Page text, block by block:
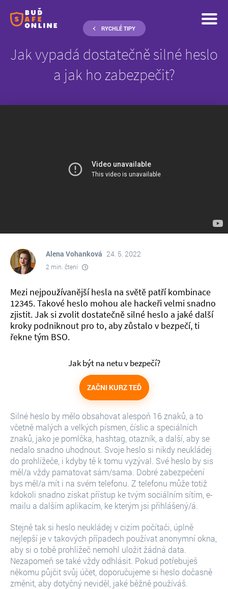
RYCHLÉ TIPY
Jak vypadá dostatečně silné heslo
a jak ho zabezpečit?
Alena Vohanková 24. 5. 2022
2 min. čtení
Mezi nejpoužívanější hesla na světě patří kombinace
12345. Takové heslo mohou ale hackeři velmi snadno
zjistit. Jak si zvolit dostatečně silné heslo a jaké další
kroky podniknout pro to, aby zůstalo v bezpečí, ti
řekne tým BSO.
Jak být na netu v bezpečí?
ZAČNI KURZ TEĎ
Silné heslo by mělo obsahovat alespoň 16 znaků, a to
včetně malých a velkých písmen, číslic a speciálních
znaků, jako je pomlčka, hashtag, otazník, a další, aby se
nedalo snadno uhodnout. Svoje heslo si nikdy neukládej
do prohlížeče, i kdyby tě k tomu vyzýval. Své heslo by sis
měl/a vždy pamatovat sám/sama. Dobré zabezpečení
bys měl/a mít i na svém telefonu. Z telefonu může totiž
kdokoli snadno získat přístup ke tvým sociálním sítím, e-
mailu a dalším aplikacím, ke kterým jsi přihlášený/á.
Stejně tak si heslo neukládej v cizím počítači, úplně
nejlepší je v takových případech používat anonymní okna,
aby si o tobě prohlížeč nemohl uložit žádná data.
Nezapomeň se také vždy odhlásit. Pokud potřebuješ
někomu půjčit svůj účet, doporučujeme si heslo dočasně
změnit, aby dotyčný neviděl, jaké běžně používáš.